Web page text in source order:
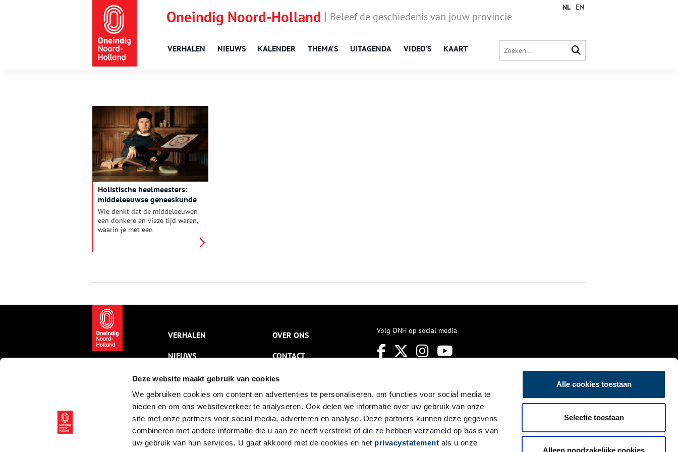
Deze website maakt gebruik van cookies
We gebruiken cookies om content en advertenties te personaliseren, om functies voor social media te
bieden en om ons websiteverkeer te analyseren. Ook delen we informatie over uw gebruik van onze
site met onze partners voor social media, adverteren en analyse. Deze partners kunnen deze gegevens
combineren met andere informatie die u aan ze heeft verstrekt of die ze hebben verzameld op basis van
uw gebruik van hun services. U gaat akkoord met de cookies en het privacystatement als u onze
Alle cookies toestaan
Selectie toestaan
Alleen noodzakelijke cookies
Oneindig Noord-Holland Beleef de geschiedenis van jouw provincie
VERHALEN NIEUWS KALENDER THEMA’S UITAGENDA VIDEO’S KAART
NL EN
Holistische heelmeesters:
middeleeuwse geneeskunde
Wie denkt dat de middeleeuwen
een donkere en vieze tijd waren,
waarin je met een
genezing. Ze dichtten
aderlatingen, maar kenden ook
al ‘moderne’ maatregelen zoals
quarantaine.
VERHALEN
NIEUWS
KALENDER
THEMA’S
ACTIVITEITEN
VIDEO’S
OVER ONS
CONTACT
NIEUWSBRIEF
DISCLAIMER
PRIVACY
TOEGANKELIJKHEID
Volg ONH op social media